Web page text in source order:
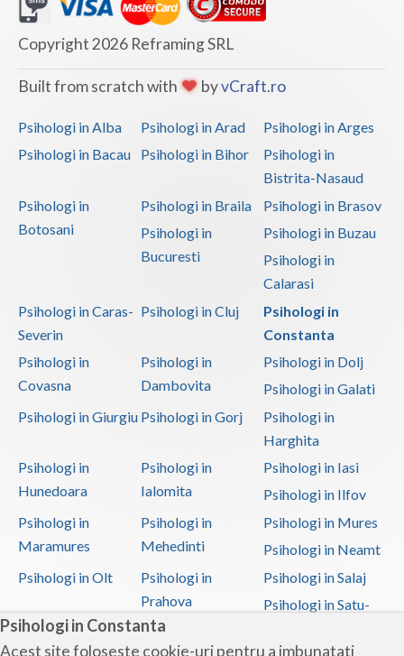
Psihologi in Constanta
Acest site foloseste cookie-uri pentru a imbunatati
Copyright 2026 Reframing SRL
Built from scratch with byvCraft.ro
Psihologi in Alba Psihologi in Arad
Psihologi in Arges
Psihologi in Bacau
Psihologi in Bihor
Psihologi in
Bistrita-Nasaud
Psihologi in
Botosani
Psihologi in Braila
Psihologi in Brasov
Psihologi in
Bucuresti
Psihologi in Buzau
Psihologi in
Calarasi
Psihologi in Caras-
Severin
Psihologi in Cluj
Psihologi in
Constanta
Psihologi in
Covasna
Psihologi in
Dambovita
Psihologi in Dolj
Psihologi in Galati
Psihologi in Giurgiu Psihologi in Gorj
Psihologi in
Harghita
Psihologi in
Hunedoara
Psihologi in
Ialomita
Psihologi in Iasi
Psihologi in Ilfov
Psihologi in
Maramures
Psihologi in
Mehedinti
Psihologi in Mures
Psihologi in Neamt
Psihologi in Olt
Psihologi in
Prahova
Psihologi in Salaj
Psihologi in Satu-